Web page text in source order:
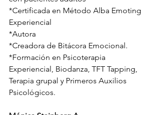
*Certificada en Método Alba Emoting
Experiencial
*Autora
*Creadora de Bitácora Emocional.
*Formación en Psicoterapia
Experiencial, Biodanza, TFT Tapping,
Terapia grupal y Primeros Auxilios
Psicológicos.